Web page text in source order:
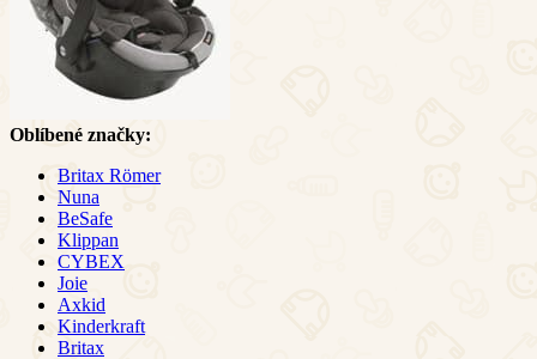
Oblíbené značky:
Britax Römer
Nuna
BeSafe
Klippan
CYBEX
Joie
Axkid
Kinderkraft
Britax